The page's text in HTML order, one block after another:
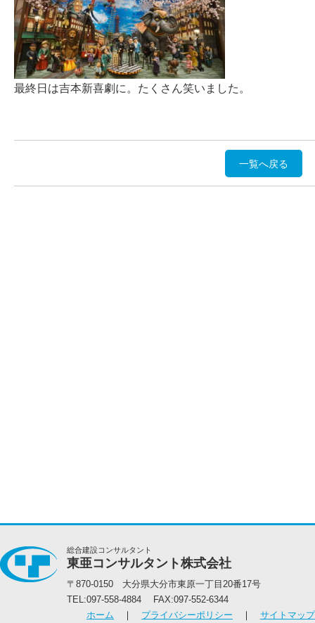
最終日は吉本新喜劇に。たくさん笑いました。
一覧へ戻る
総合建設コンサルタント
東亜コンサルタント株式会社
〒870-0150 大分県大分市東原一丁目20番17号
TEL:097-558-4884 FAX:097-552-6344
ホーム ｜ プライバシーポリシー ｜ サイトマップ